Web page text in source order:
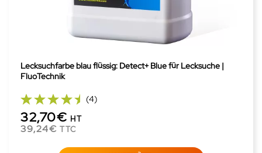
Lecksuchfarbe blau flüssig: Detect+ Blue für Lecksuche |
FluoTechnik
(4)
32,70€ HT
39,24€ TTC